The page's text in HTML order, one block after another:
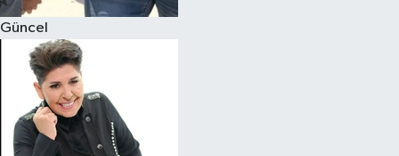
Güncel